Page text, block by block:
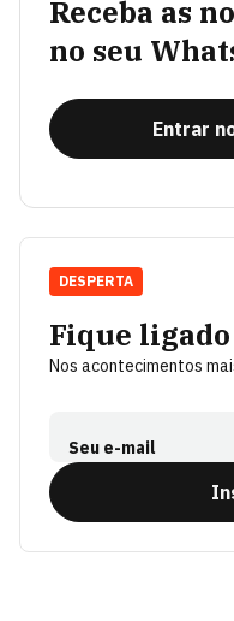
Receba as
no seu
Entrar
Fique ligado
Nos acontecimentos
Seu e-mail
DESPERTA